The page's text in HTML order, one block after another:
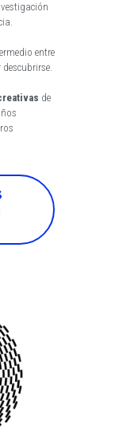
entre
de